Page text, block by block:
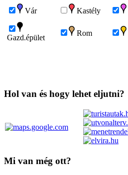
Vár Kastély
Gazd.épület
Rom
Hol van és hogy lehet eljutni?
Mi van még ott?